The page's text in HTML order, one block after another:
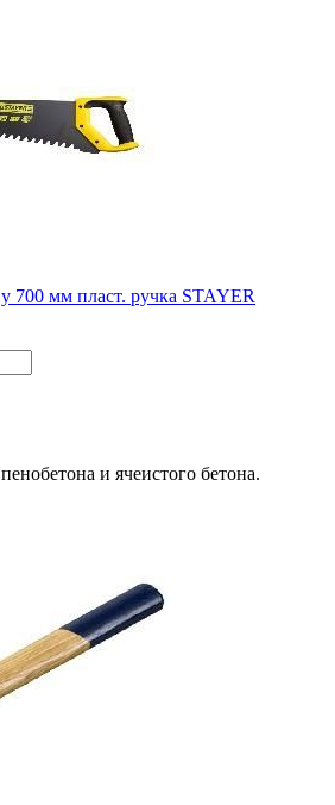
700 мм пласт. ручка STAYER
и ячеистого бетона.